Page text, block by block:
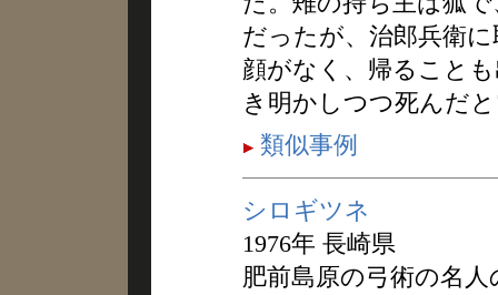
だったが、治郎兵衛
顔がなく、帰ること
き明かしつつ死んだ
類似事例
シロギツネ
1976年 長崎県
肥前島原の弓術の名